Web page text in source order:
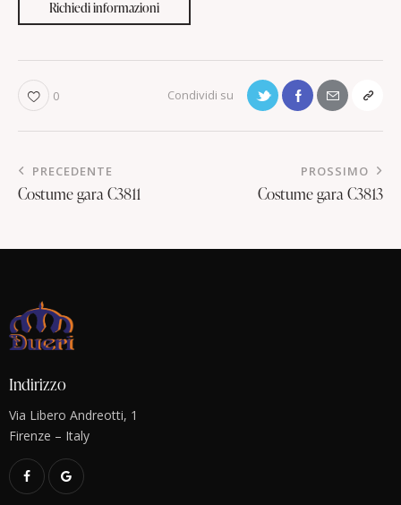
Richiedi informazioni
0
PRECEDENTE
Costume gara C3811
PROSSIMO
Costume gara C3813
Indirizzo
Via Libero Andreotti, 1
Firenze – Italy